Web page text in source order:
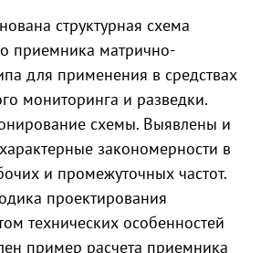
структурная схема
приемника матрично-
для применения в средствах
мониторинга и разведки.
схемы. Выявлены и
закономерности в
и промежуточных частот.
проектирования
технических особенностей
пример расчета приемника